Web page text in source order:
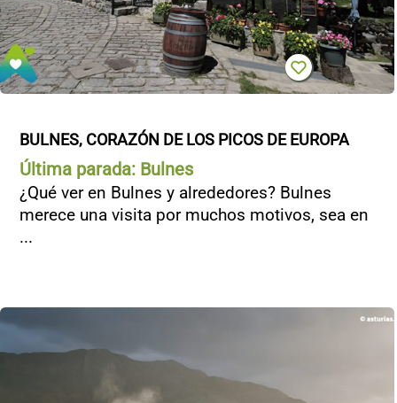
BULNES, CORAZÓN DE LOS PICOS DE EUROPA
Última parada: Bulnes
¿Qué ver en Bulnes y alrededores? Bulnes
merece una visita por muchos motivos, sea en
...